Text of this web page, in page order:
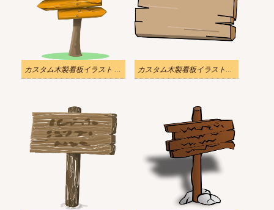
カスタム木製看板イラスト PNG 透明 カスタム木製看板イラスト透明写真